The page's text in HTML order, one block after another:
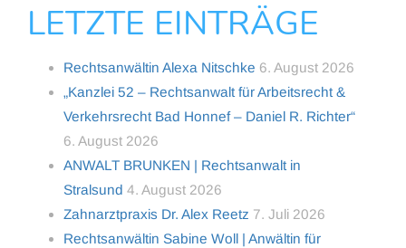
LETZTE EINTRÄGE
Rechtsanwältin Alexa Nitschke 6. August 2026
„Kanzlei 52 – Rechtsanwalt für Arbeitsrecht &
Verkehrsrecht Bad Honnef – Daniel R. Richter“
6. August 2026
ANWALT BRUNKEN | Rechtsanwalt in
Stralsund 4. August 2026
Zahnarztpraxis Dr. Alex Reetz 7. Juli 2026
Rechtsanwältin Sabine Woll | Anwältin für